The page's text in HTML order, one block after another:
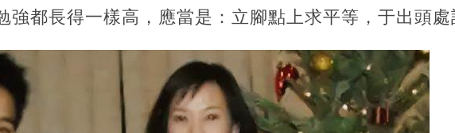
強都長得一樣高，應當是：立腳點上求平等，于出頭處